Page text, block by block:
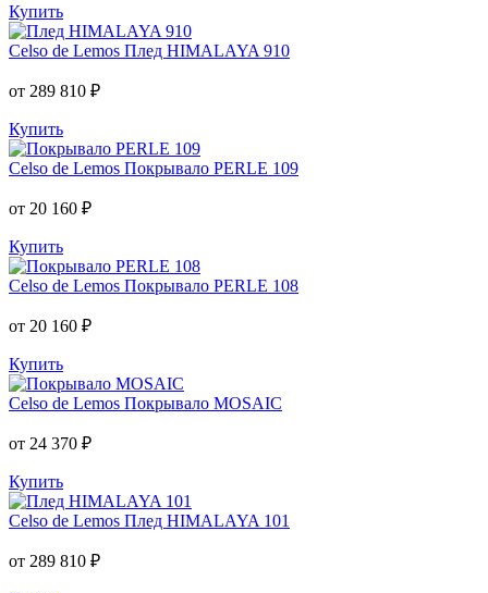
Купить
Celso de Lemos Плед HIMALAYA 910
от 289 810 ₽
Купить
Celso de Lemos Покрывало PERLE 109
от 20 160 ₽
Купить
Celso de Lemos Покрывало PERLE 108
от 20 160 ₽
Купить
Celso de Lemos Покрывало MOSAIC
от 24 370 ₽
Купить
Celso de Lemos Плед HIMALAYA 101
от 289 810 ₽